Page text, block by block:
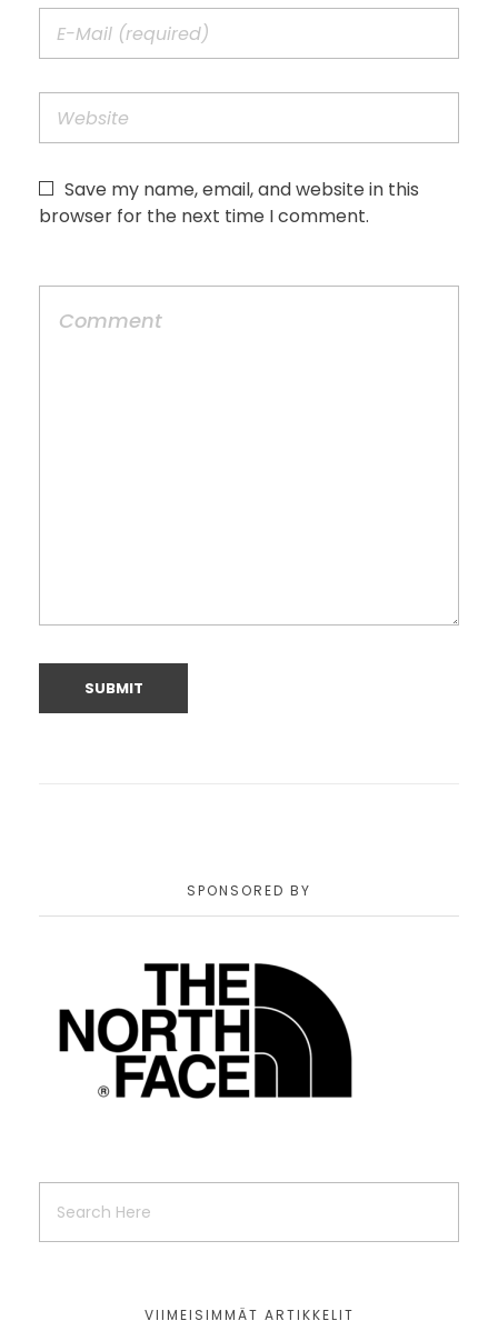
Save my name, email, and website in this
browser for the next time I comment.
SPONSORED BY
VIIMEISIMMÄT ARTIKKELIT